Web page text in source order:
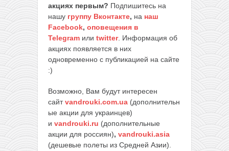
акциях первым? Подпишитесь на
нашу группу Вконтакте, на наш
Facebook, оповещения в
Telegram или twitter. Информация об
акциях появляется в них
одновременно с публикацией на сайте
:)
Возможно, Вам будут интересен
сайтvandrouki.com.ua (дополнительн
ые акции для украинцев)
и vandrouki.ru (дополнительные
акции для россиян), vandrouki.asia
(дешевые полеты из Средней Азии).